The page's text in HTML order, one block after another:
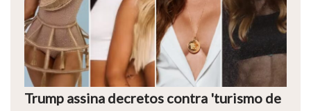
Trump assina decretos contra 'turismo de